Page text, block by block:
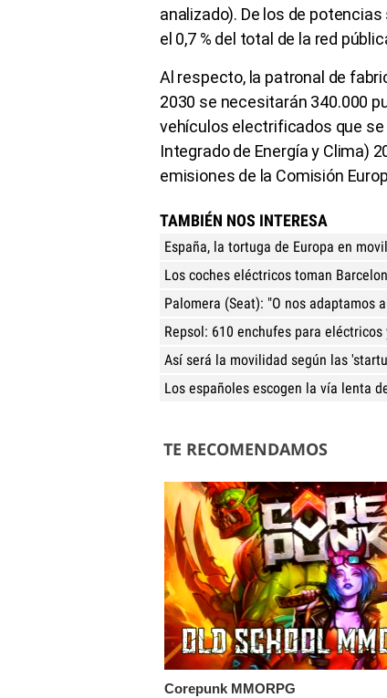
analizado). De los de
el 0,7 % del total de la red
Al respecto, la patronal de
2030 se necesitarán 340.000
vehículos electrificados que se
Integrado de Energía y Clima)
emisiones de la Comisión
TAMBIÉN NOS INTERESA
España, la tortuga de Europa en
Los coches eléctricos toman
Palomera (Seat): "O nos adaptamos
Repsol: 610 enchufes para
Así será la movilidad según las
Los españoles escogen la vía lenta
TE RECOMENDAMOS
Corepunk MMORPG